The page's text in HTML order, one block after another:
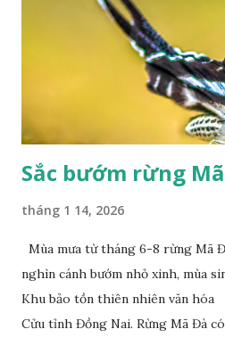
Sắc bướm rừng
tháng 1 14, 2026
Mùa mưa từ tháng 6-8 rừng Mã
nghìn cánh bướm nhỏ xinh, mùa
Khu bảo tồn thiên nhiên văn hóa
Cửu tỉnh Đồng Nai. Rừng Mã Đà có